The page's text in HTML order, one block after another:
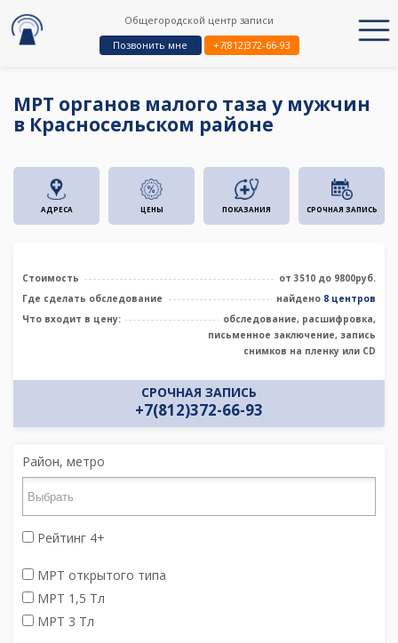
Общегородской центр записи
Позвонить мне
+7(812)372-66-93
МРТ органов малого таза у мужчин
в Красносельском районе
АДРЕСА ЦЕНЫ ПОКАЗАНИЯ СРОЧНАЯ ЗАПИСЬ
Стоимость
от 3510 до 9800руб.
Где сделать обследование
найдено 8 центров
Что входит в цену:
обследование, расшифровка,
письменное заключение, запись
снимков на пленку или CD
СРОЧНАЯ ЗАПИСЬ
+7(812)372-66-93
Район, метро
Рейтинг 4+
МРТ открытого типа
МРТ 1,5 Тл
МРТ 3 Тл